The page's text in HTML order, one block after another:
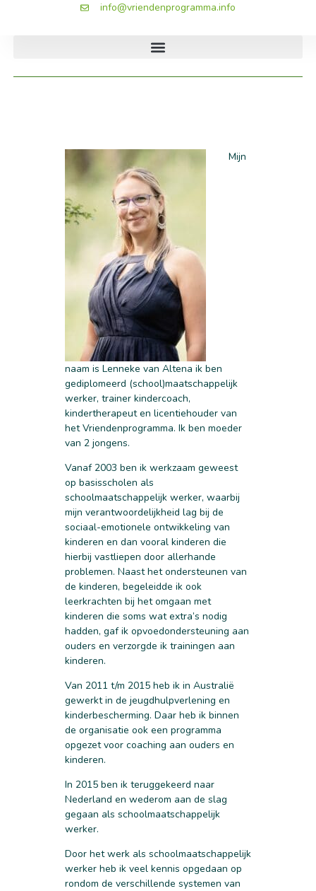
info@vriendenprogramma.info
Mijn
naam is Lenneke van Altena ik ben
gediplomeerd (school)maatschappelijk
werker, trainer kindercoach,
kindertherapeut en licentiehouder van
het Vriendenprogramma. Ik ben moeder
van 2 jongens.
Vanaf 2003 ben ik werkzaam geweest
op basisscholen als
schoolmaatschappelijk werker, waarbij
mijn verantwoordelijkheid lag bij de
sociaal-emotionele ontwikkeling van
kinderen en dan vooral kinderen die
hierbij vastliepen door allerhande
problemen. Naast het ondersteunen van
de kinderen, begeleidde ik ook
leerkrachten bij het omgaan met
kinderen die soms wat extra’s nodig
hadden, gaf ik opvoedondersteuning aan
ouders en verzorgde ik trainingen aan
kinderen.
Van 2011 t/m 2015 heb ik in Australië
gewerkt in de jeugdhulpverlening en
kinderbescherming. Daar heb ik binnen
de organisatie ook een programma
opgezet voor coaching aan ouders en
kinderen.
In 2015 ben ik teruggekeerd naar
Nederland en wederom aan de slag
gegaan als schoolmaatschappelijk
werker.
Door het werk als schoolmaatschappelijk
werker heb ik veel kennis opgedaan op
rondom de verschillende systemen van